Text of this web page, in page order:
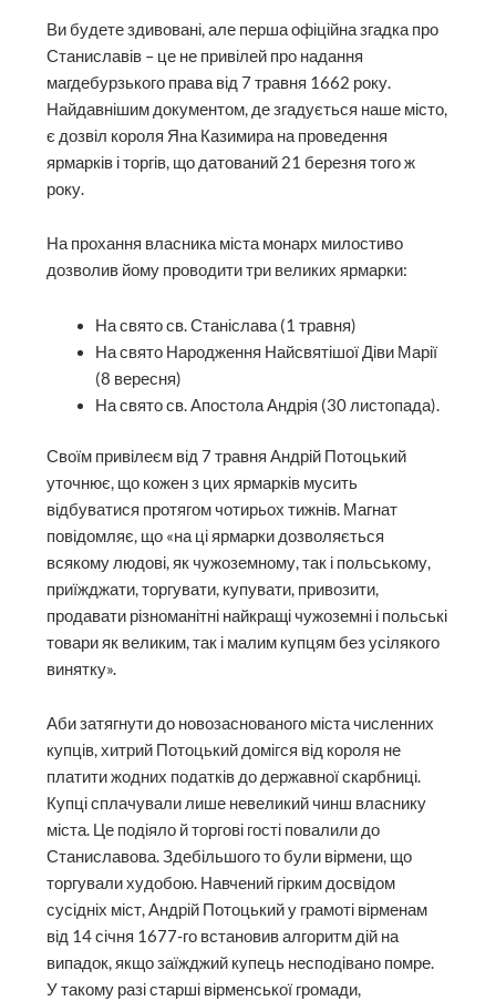
Ви будете здивовані, але перша офіційна згадка про
Станиславів – це не привілей про надання
магдебурзького права від 7 травня 1662 року.
Найдавнішим документом, де згадується наше місто,
є дозвіл короля Яна Казимира на проведення
ярмарків і торгів, що датований 21 березня того ж
року.
На прохання власника міста монарх милостиво
дозволив йому проводити три великих ярмарки:
На свято св. Станіслава (1 травня)
На свято Народження Найсвятішої Діви Марії
(8 вересня)
На свято св. Апостола Андрія (30 листопада).
Своїм привілеєм від 7 травня Андрій Потоцький
уточнює, що кожен з цих ярмарків мусить
відбуватися протягом чотирьох тижнів. Магнат
повідомляє, що «на ці ярмарки дозволяється
всякому людові, як чужоземному, так і польському,
приїжджати, торгувати, купувати, привозити,
продавати різноманітні найкращі чужоземні і польські
товари як великим, так і малим купцям без усілякого
винятку».
Аби затягнути до новозаснованого міста численних
купців, хитрий Потоцький домігся від короля не
платити жодних податків до державної скарбниці.
Купці сплачували лише невеликий чинш власнику
міста. Це подіяло й торгові гості повалили до
Станиславова. Здебільшого то були вірмени, що
торгували худобою. Навчений гірким досвідом
сусідніх міст, Андрій Потоцький у грамоті вірменам
від 14 січня 1677-го встановив алгоритм дій на
випадок, якщо заїжджий купець несподівано помре.
У такому разі старші вір­менської громади,